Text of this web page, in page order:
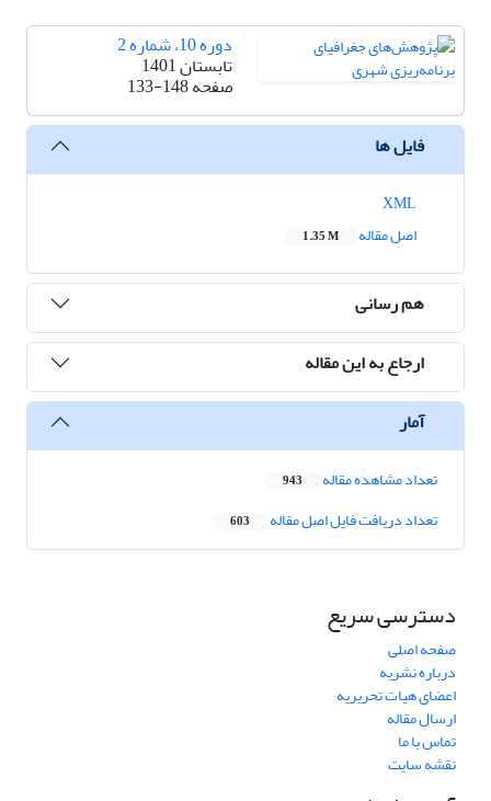
دوره 10، شماره 2
تابستان 1401
صفحه133-148
فایل ها
اصل مقاله
1.35 M
هم رسانی
ارجاع به این مقاله
آمار
تعداد مشاهده مقاله 943
تعداد دریافت فایل اصل مقاله 603
دسترسی سریع
صفحه اصلی
درباره نشریه
اعضای هیات تحریریه
ارسال مقاله
تماس با ما
نقشه سایت